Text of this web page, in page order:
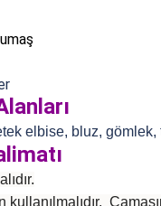
elbise, bluz,